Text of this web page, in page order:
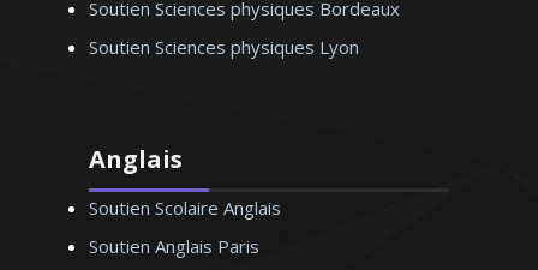
Soutien Sciences physiques Bordeaux
Soutien Sciences physiques Lyon
Anglais
Soutien Scolaire Anglais
Soutien Anglais Paris